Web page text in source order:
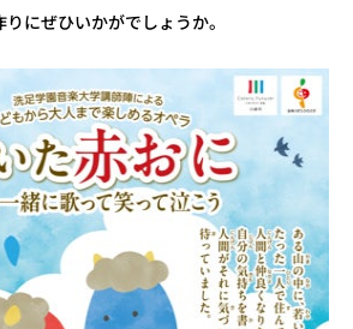
にぜひいかがでしょうか。